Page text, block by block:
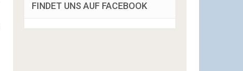
FINDET UNS AUF FACEBOOK